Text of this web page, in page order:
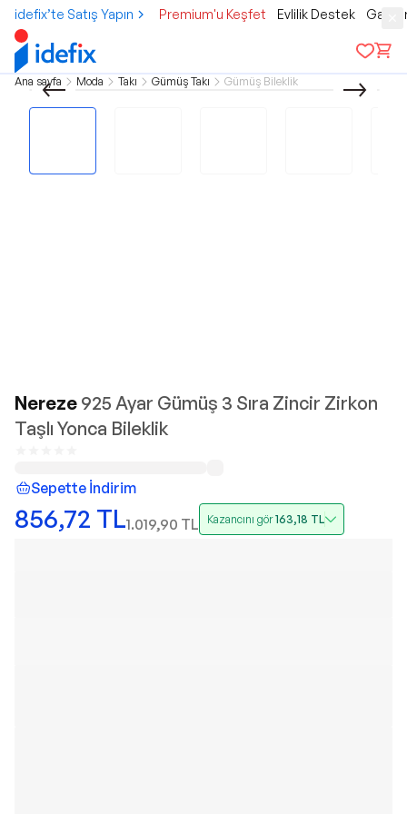
idefix’te Satış Yapın Premium'u Keşfet Evlilik Destek
Ana sayfa Moda Takı Gümüş Takı Gümüş Bileklik
Nereze 925 Ayar Gümüş 3 Sıra Zincir Zirkon
Taşlı Yonca Bileklik
Sepette İndirim
856,72 TL1.019,90 TL Kazancını gör163,18 TL